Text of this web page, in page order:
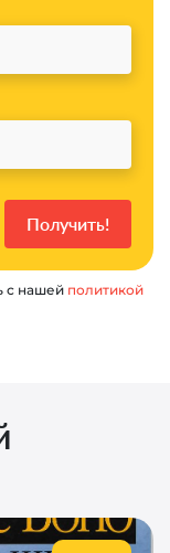
с нашей политикой